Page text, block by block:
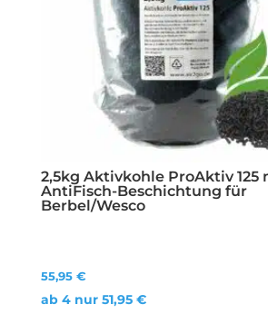
2,5kg Aktivkohle ProAktiv 125
AntiFisch-Beschichtung für
Berbel/Wesco
55,95€
ab 4 nur51,95€